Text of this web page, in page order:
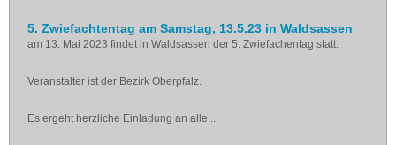
5. Zwiefachtentag am Samstag, 13.5.23 in Waldsassen
am 13. Mai 2023 findet in Waldsassen der 5. Zwiefachentag statt.
Veranstalter ist der Bezirk Oberpfalz.
Es ergeht herzliche Einladung an alle...